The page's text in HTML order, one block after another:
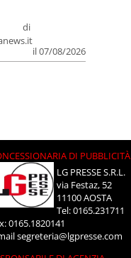
di
il 07/08/2026
DI PUBBLICITÀ
LG PRESSE S.R.L.
via Festaz, 52
11100 AOSTA
Tel: 0165.231711
0165.1820141
segreteria@lgpresse.com